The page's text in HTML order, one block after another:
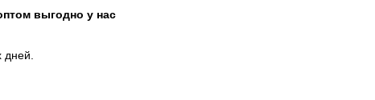
выгодно у нас
дней.